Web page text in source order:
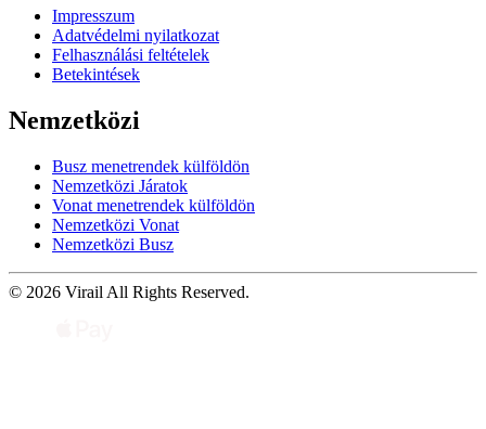
Impresszum
Adatvédelmi nyilatkozat
Felhasználási feltételek
Betekintések
Nemzetközi
Busz menetrendek külföldön
Nemzetközi Járatok
Vonat menetrendek külföldön
Nemzetközi Vonat
Nemzetközi Busz
© 2026 Virail All Rights Reserved.